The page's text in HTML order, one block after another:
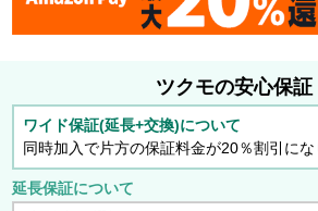
ツクモの安心保証
ワイド保証(延長+交換)について
同時加入で片方の保証料金が20％割引にな
延長保証について